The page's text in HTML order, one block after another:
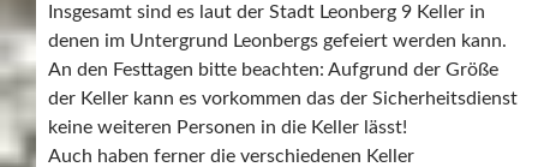
Insgesamt sind es laut der Stadt Leonberg 9 Keller in
denen im Untergrund Leonbergs gefeiert werden kann.
An den Festtagen bitte beachten: Aufgrund der Größe
der Keller kann es vorkommen das der Sicherheitsdienst
keine weiteren Personen in die Keller lässt!
Auch haben ferner die verschiedenen Keller